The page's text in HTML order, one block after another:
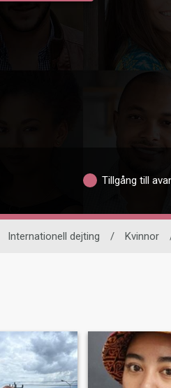
Tillgång till
Internationell dejting / Kvinnor